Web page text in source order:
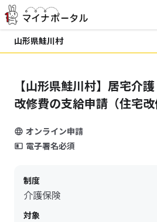
山形県鮭川村
【山形県鮭川村】居宅介
改修費の支給申請（住宅改
オンライン申請
電子署名必須
制度
介護保険
対象